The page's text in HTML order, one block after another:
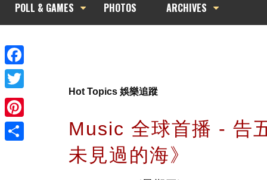
POLL & GAMES
PHOTOS ARCHIVES
Facebook
Twitter
Pinterest
Hot Topics 娛樂追蹤
Music 全球首播 - 告
未見過的海》